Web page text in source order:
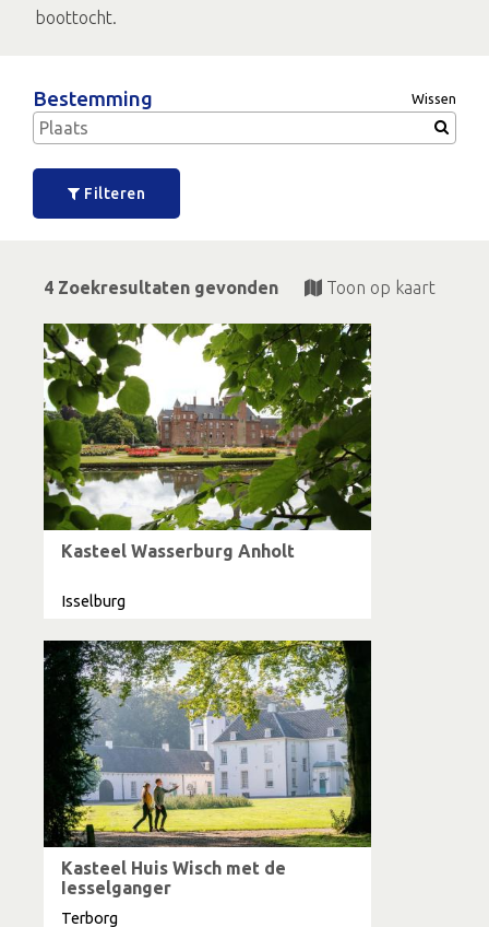
boottocht.
Bestemming Wissen
Filteren
4 Zoekresultaten gevonden Toon op kaart
Kasteel Wasserburg Anholt
Isselburg
Kasteel Huis Wisch met de
Iesselganger
Terborg